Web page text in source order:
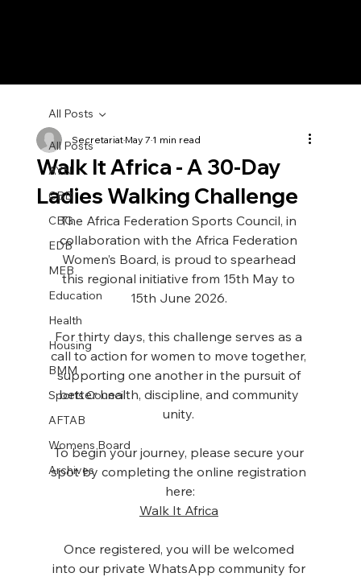
All Posts
AYN
CBB
CBG
EDB
MEB
Education
Health
Housing
BMM
Sports Council
AFTAB
Womens Board
Archives
All Posts
Walk It Africa - A 30-Day
Ladies Walking Challenge
SecretariatMay 71 min read
The Africa Federation Sports Council, in
collaboration with the Africa Federation
Women’s Board, is proud to spearhead
this regional initiative from 15th May to
15th June 2026.
For thirty days, this challenge serves as a
call to action for women to move together,
supporting one another in the pursuit of
better health, discipline, and community
unity.
To begin your journey, please secure your
spot by completing the online registration
here:
Walk It Africa
Once registered, you will be welcomed
into our private WhatsApp community for